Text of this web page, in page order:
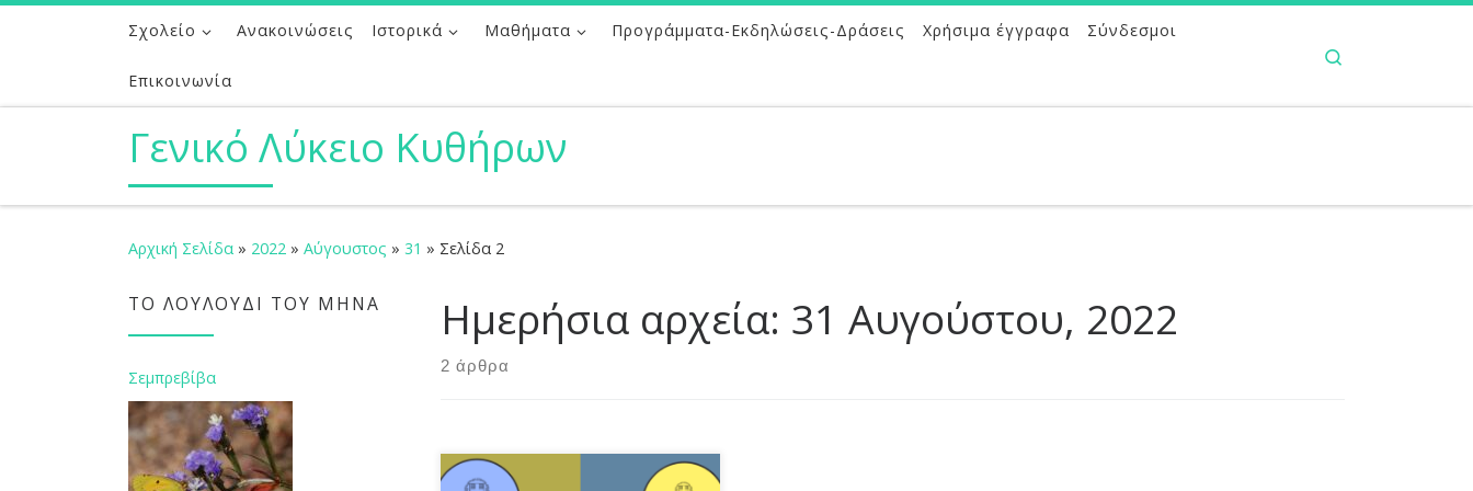
Μετάβαση στο περιεχόμενο
Σχολείο Ανακοινώσεις Ιστορικά Μαθήματα Προγράμματα-Εκδηλώσεις-Δράσεις Χρήσιμα έγγραφα Σύνδεσμοι
Επικοινωνία
Γενικό Λύκειο Κυθήρων
Αρχική Σελίδα » 2022 » Αύγουστος » 31 » Σελίδα 2
Ημερήσια αρχεία: 31 Αυγούστου, 2022
2 άρθρα
Τα Υπουργεία Παιδείας και
ΤΟ ΛΟΥΛΟΎΔΙ ΤΟΥ ΜΉΝΑ
Σεμπρεβίβα